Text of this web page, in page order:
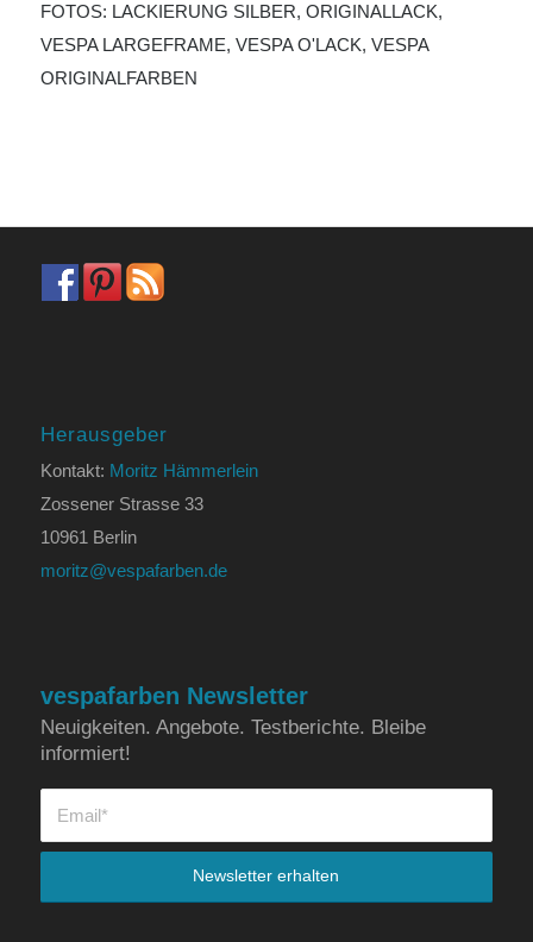
FOTOS: LACKIERUNG SILBER, ORIGINALLACK,
VESPA LARGEFRAME, VESPA O'LACK, VESPA
ORIGINALFARBEN
Herausgeber
Kontakt: Moritz Hämmerlein
Zossener Strasse 33
10961 Berlin
moritz@vespafarben.de
vespafarben Newsletter
Neuigkeiten. Angebote. Testberichte. Bleibe
informiert!